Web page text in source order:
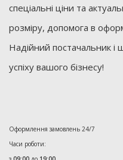
спеціальні ціни та
розміру, допомога в
Надійний постачальник і
успіху вашого бізнесу!
Оформлення замовлень 24/7
Часи роботи: